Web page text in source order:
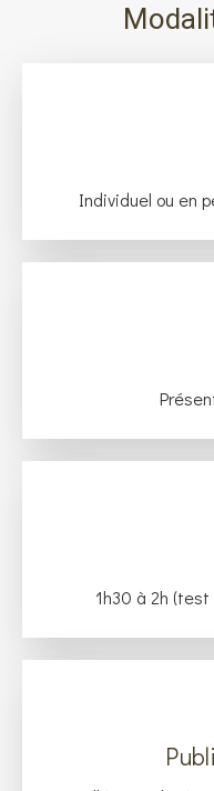
Individuel ou en
1h30 à 2h (test